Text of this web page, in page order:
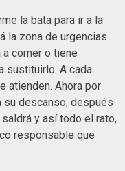
la bata para ir a la
la zona de urgencias
a comer o tiene
sustituirlo. A cada
atienden. Ahora por
su descanso, después
y así todo el rato,
responsable que